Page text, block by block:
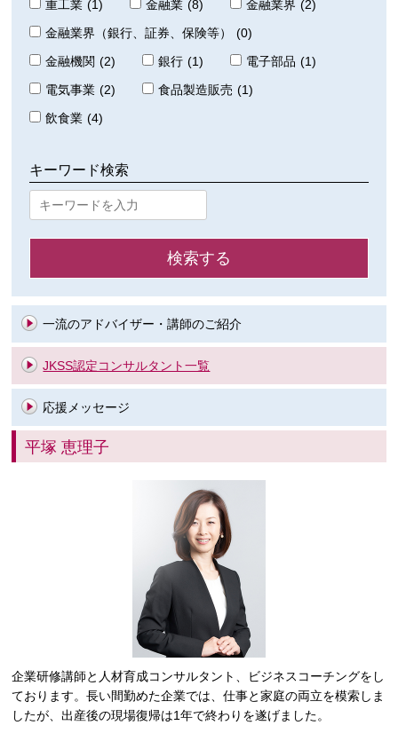
重工業 (1) 金融業 (8) 金融業界 (2)
金融業界（銀行、証券、保険等）
(0)
金融機関 (2) 銀行 (1) 電子部品 (1)
電気事業 (2) 食品製造販売 (1)
飲食業 (4)
キーワード検索
一流のアドバイザー・講師のご紹介
JKSS認定コンサルタント一覧
応援メッセージ
平塚 恵理子
企業研修講師と人材育成コンサルタント、ビジネスコーチングをし
ております。長い間勤めた企業では、仕事と家庭の両立を模索しま
したが、出産後の現場復帰は1年で終わりを遂げました。